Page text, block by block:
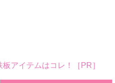
アイテムはコレ！［PR］